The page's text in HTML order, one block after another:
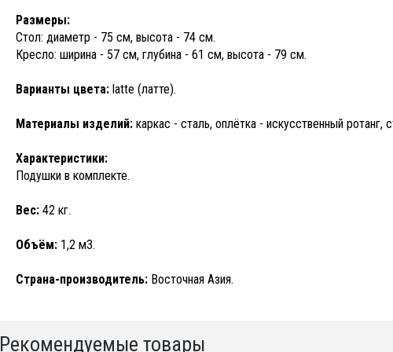
Размеры:
Стол: диаметр - 75 см, высота - 74 см.
Кресло: ширина - 57 см, глубина - 61 см, высота - 79 см.
Варианты цвета:latte (латте).
Материалы изделий:каркас - сталь, оплётка - искусственный ротанг,
Характеристики:
Подушки в комплекте.
Вес:42 кг.
Объём:1,2 м3.
Страна-производитель:Восточная Азия.
Рекомендуемые товары